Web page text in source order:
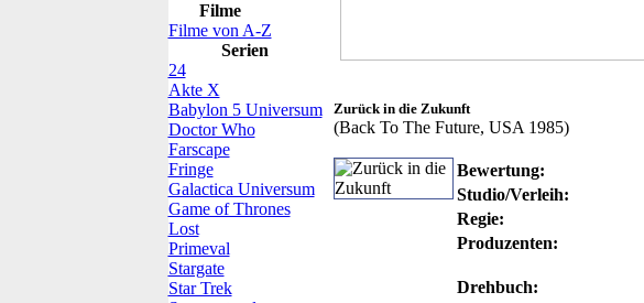
Filme
Filme von A-Z
Serien
24
Akte X
Babylon 5 Universum
Doctor Who
Farscape
Fringe
Galactica Universum
Game of Thrones
Lost
Primeval
Stargate
Star Trek
Zurück in die Zukunft
(Back To The Future, USA 1985)
Bewertung:
Studio/Verleih:
Regie:
Produzenten:
Drehbuch: